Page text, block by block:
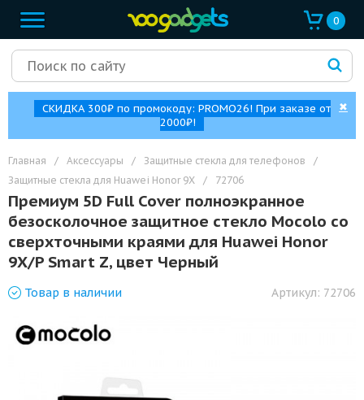
0
СКИДКА 300₽ по промокоду: PROMO26! При заказе от
2000₽!
✖
Главная / Аксессуары / Защитные стекла для телефонов
/
Защитные стекла для Huawei Honor 9X
/ 72706
Премиум 5D Full Cover полноэкранное
безосколочное защитное стекло Mocolo со
сверхточными краями для Huawei Honor
9X/P Smart Z, цвет Черный
Товар в наличии Артикул: 72706